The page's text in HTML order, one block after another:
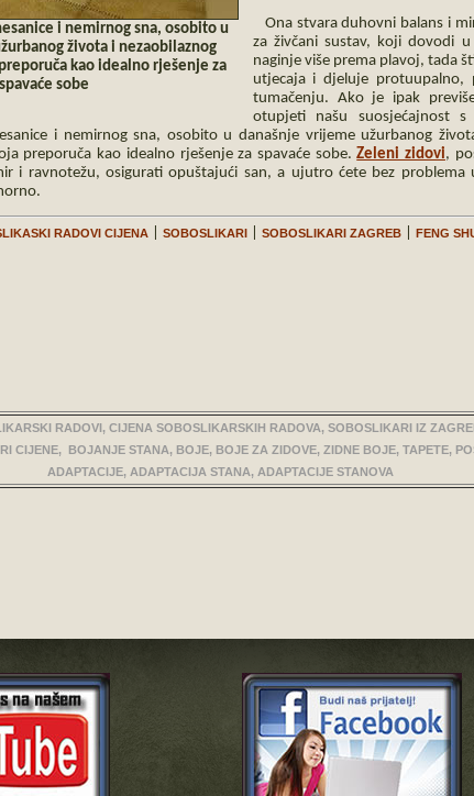
i nemirnog sna, osobito u
života i nezaobilaznog
kao idealno rješenje za
spavaće sobe
Ona stvara duhovni balans i
za živčani sustav, koji dovodi
naginje više prema plavoj, tada
utjecaja i djeluje protuupalno,
tumačenju. Ako je ipak
otupjeti našu suosjećajnost s
i nemirnog sna, osobito u današnje vrijeme užurbanog
preporuča kao idealno rješenje za spavaće sobe.Zeleni zidovi,
i ravnotežu, osigurati opuštajući san, a ujutro ćete bez problema
RADOVI CIJENA SOBOSLIKARI SOBOSLIKARI ZAGREB FENG
RADOVI, CIJENA SOBOSLIKARSKIH RADOVA, SOBOSLIKARI IZ
CIJENE, BOJANJE STANA, BOJE, BOJE ZA ZIDOVE, ZIDNE BOJE, TAPETE,
ADAPTACIJE, ADAPTACIJA STANA, ADAPTACIJE STANOVA